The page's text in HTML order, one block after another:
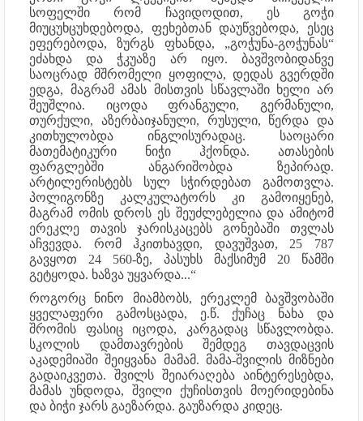
სოფელში რომ ჩავიდოდით, ეს გოჭი
მიუცუხცუხდებოდა, ფეხებთან დაუწვებოდა, ესეც
ეფერებოდა, ზურგს ფხანდა, „გოჭუნა-გოჭუნას“
ეძახდა და ჭკუაზე არ იყო. ბავშვობიდანვე
საოცრად მშრომელი ყოფილა, დედას გვერდში
ედგა, მაგრამ ამას მისთვის სწავლაში ხელი არ
შეუშლია. იცოდა ფრანგული, გერმანული,
თურქული, აზერბაიჯანული, რუსული, წერდა და
კითხულობდა ინგლისურადაც. საოცარი
მათემატიკური ნიჭი ჰქონდა. ათასების
ფარგლებში ანგარიშობდა ზეპირად.
არტილერისტებს სულ სჭირდებათ გამოთვლა.
პოლიგონზე კალკულატორს კი გამოიყენებ,
მაგრამ ომის დროს ეს შეუძლებელია და ამიტომ
ერეკლე თავის ჯარისკაცებს გონებაში თვლას
აჩვევდა. რომ ჰკითხავდი, დავუშვათ, 25 787
გავყოთ 24 560-ზე, პასუხს მაქსიმუმ 20 წამში
გეტყოდა. ხაზვა უყვარდა...“
როგორც ნინო მიამბობს, ერეკლემ ბავშვობაში
ყველაფერი გამოსცადა, ე.წ. ქუჩაც ნახა და
შრომის ფასიც იცოდა, კარგადაც სწავლობდა.
სკოლის დამთავრების შემდეგ თავდაცვის
აკადემიაში შეიყვანა მამამ. მამა-შვილის მიზნები
გადაიკვეთა. შვილს შეიარაღება აინტერესებდა,
მამას უნდოდა, შვილი ქუჩისთვის მოერიდებინა
და ბიჭი ჯარს გაეზარდა. გაუზარდა კიდეც.